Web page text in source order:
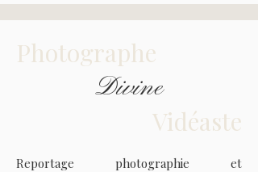
Photographe
Divine
Vidéaste
Reportage photographie et